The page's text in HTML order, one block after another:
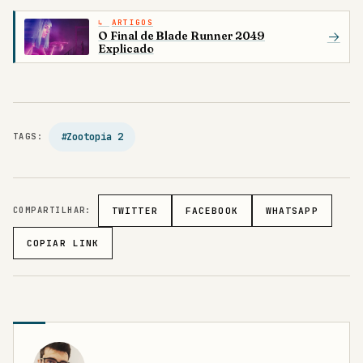
ARTIGOS
O Final de Blade Runner 2049
Explicado
→
TAGS: #Zootopia 2
COMPARTILHAR: TWITTER FACEBOOK WHATSAPP
COPIAR LINK